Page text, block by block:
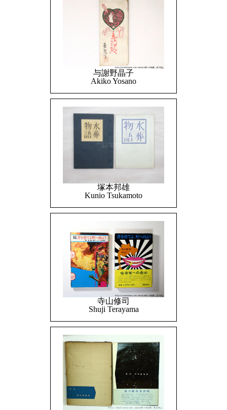
与謝野晶子
Akiko Yosano
塚本邦雄
Kunio Tsukamoto
寺山修司
Shuji Terayama